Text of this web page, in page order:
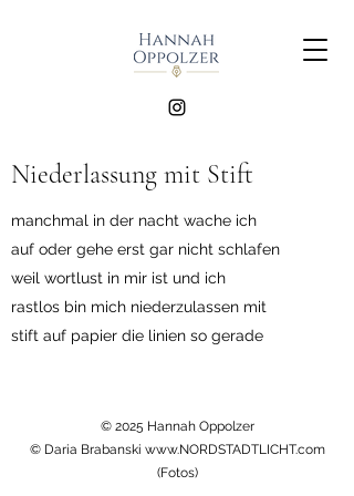
Niederlassung mit Stift
manchmal in der nacht wache ich
auf oder gehe erst gar nicht schlafen
weil wortlust in mir ist und ich
rastlos bin mich niederzulassen mit
stift auf papier die linien so gerade
© 2025 Hannah Oppolzer
© Daria Brabanski www.NORDSTADTLICHT.com
(Fotos)